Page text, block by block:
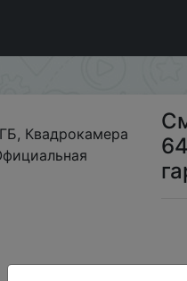
nova 8i 6+128ГБ,